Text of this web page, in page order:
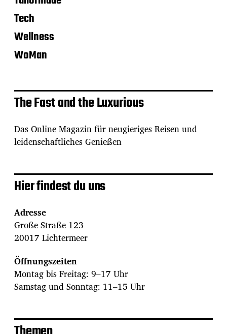
Tech
Wellness
WoMan
The Fast and the Luxurious
Das Online Magazin für neugieriges Reisen und
leidenschaftliches Genießen
Hier findest du uns
Adresse
Große Straße 123
20017 Lichtermeer
Öffnungszeiten
Montag bis Freitag: 9–17 Uhr
Samstag und Sonntag: 11–15 Uhr